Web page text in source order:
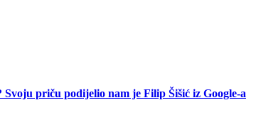
priču podijelio nam je Filip Šišić iz Google-a